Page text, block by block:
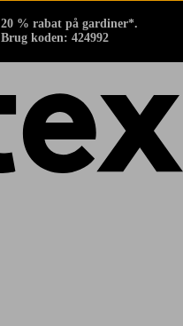
20 % rabat på gardiner*.
Brug koden: 424992